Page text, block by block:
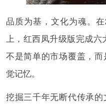
品质为基，文化为魂。
上，红西凤升级版完成
不是简单的市场覆盖，
觉记忆。
挖掘三千年无断代传承